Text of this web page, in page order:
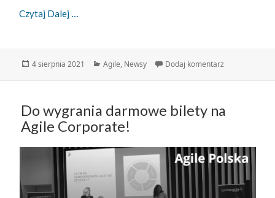
Czytaj Dalej
Data
4 sierpnia 2021 Kategorie
Agile, Newsy Dodaj komentarz
Do wygrania darmowe bilety na
Agile Corporate!